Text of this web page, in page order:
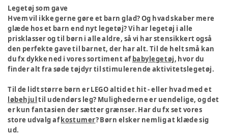
Legetøj som gave
Hvem vil ikke gerne gøre et barn glad? Og hvad skaber mere
glæde hos et barn end nyt legetøj? Vi har legetøj i alle
prisklasser og til børn i alle aldre, så vi har stensikkert også
den perfekte gave til barnet, der har alt. Til de helt små kan
du fx dykke ned i vores sortiment afbabylegetøj, hvor du
finder alt fra søde tøjdyr til stimulerende aktivitetslegetøj.
Til de lidt større børn er LEGO altid et hit - eller hvad med et
løbehjultil udendørs leg? Mulighederne er uendelige, og det
er kun fantasien der sætter grænser. Har du fx set vores
store udvalg afkostumer? Børn elsker nemlig at klæde sig
ud.